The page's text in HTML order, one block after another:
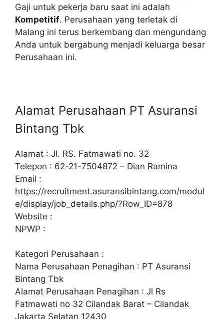
Gaji untuk pekerja baru saat ini adalah
Kompetitif. Perusahaan yang terletak di
Malang ini terus berkembang dan mengundang
Anda untuk bergabung menjadi keluarga besar
Perusahaan ini.
Alamat Perusahaan PT Asuransi
Bintang Tbk
Alamat : Jl. RS. Fatmawati no. 32
Telepon : 62-21-7504872 – Dian Ramina
Email :
https://recruitment.asuransibintang.com/modul
e/display/job_details.php/?Row_ID=878
Website :
NPWP :
Kategori Perusahaan :
Nama Perusahaan Penagihan : PT Asuransi
Bintang Tbk
Alamat Perusahaan Penagihan : Jl Rs
Fatmawati no 32 Cilandak Barat – Cilandak
Jakarta Selatan 12430